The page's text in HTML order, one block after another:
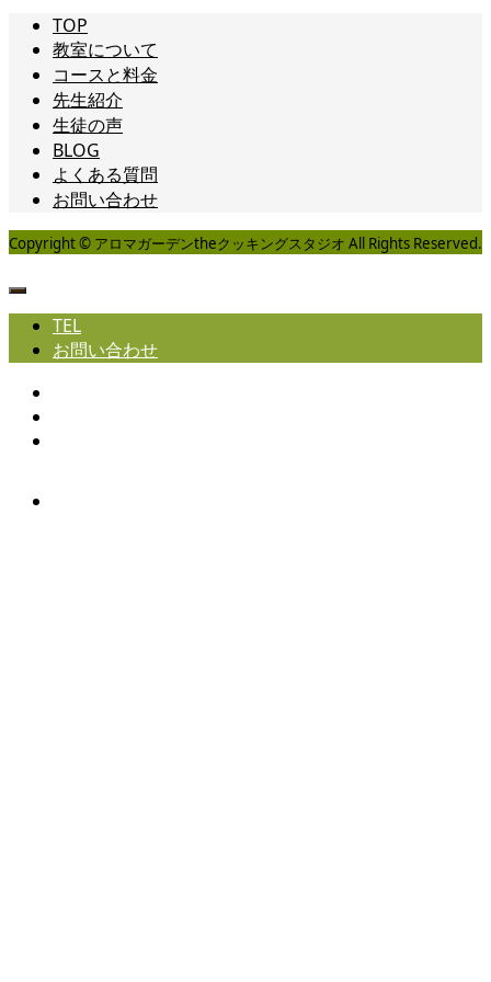
TOP
教室について
コースと料金
先生紹介
生徒の声
BLOG
よくある質問
お問い合わせ
Copyright © アロマガーデンtheクッキングスタジオ All Rights Reserved.
TEL
お問い合わせ